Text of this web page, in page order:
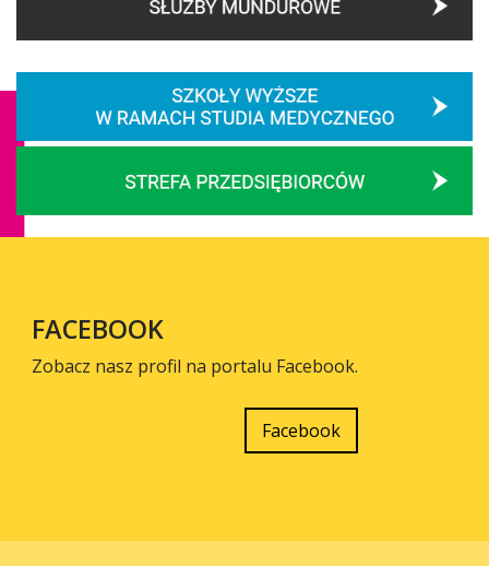
FACEBOOK
Zobacz nasz profil na portalu Facebook.
Facebook